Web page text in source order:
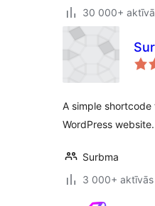
30 000+
A simple
WordPress website.
Surbma
3 000+